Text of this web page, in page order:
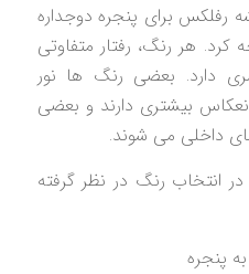
رفلکس برای پنجره دوجداره
کرد. هر رنگ، رفتار متفاوتی
دارد. بعضی رنگ ها نور
بیشتری دارند و بعضی
داخلی می شوند.
انتخاب رنگ در نظر گرفته
پنجره